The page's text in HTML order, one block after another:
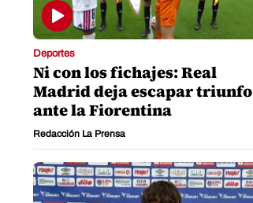
Deportes
Ni con los fichajes: Real
Madrid deja escapar triunfo
ante la Fiorentina
Redacción La Prensa